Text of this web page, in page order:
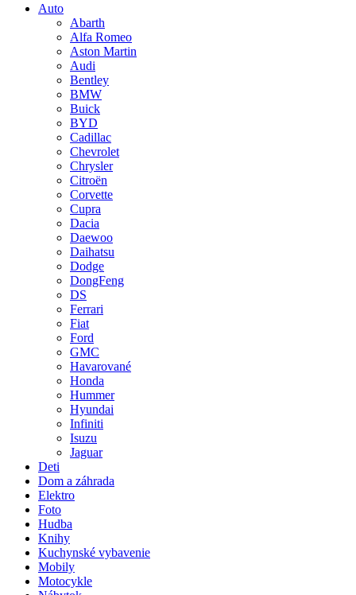
Auto
Abarth
Alfa Romeo
Aston Martin
Audi
Bentley
BMW
Buick
BYD
Cadillac
Chevrolet
Chrysler
Citroën
Corvette
Cupra
Dacia
Daewoo
Daihatsu
Dodge
DongFeng
DS
Ferrari
Fiat
Ford
GMC
Havarované
Honda
Hummer
Hyundai
Infiniti
Isuzu
Jaguar
Deti
Dom a záhrada
Elektro
Foto
Hudba
Knihy
Kuchynské vybavenie
Mobily
Motocykle